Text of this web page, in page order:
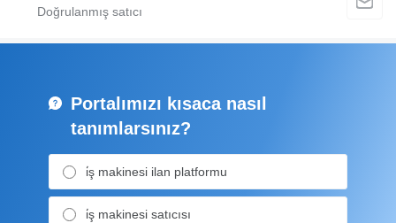
Portalımızı kısaca nasıl
tanımlarsınız?
i̇ş makinesi ilan platformu
i̇ş makinesi satıcısı